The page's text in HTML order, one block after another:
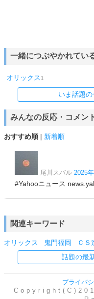
一緒につぶやかれてい
オリックス 1
いま話題
みんなの反応・コメン
おすすめ順 | 新着順
尾川スバル 2025
#Yahooニュース
関連キーワード
オリックス 鬼門福岡
ＣＳ
話題の最
プライバ